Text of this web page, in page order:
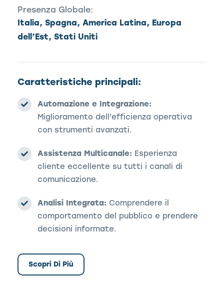
Presenza Globale:
Italia, Spagna, America Latina, Europa
dell’Est, Stati Uniti
Caratteristiche principali:
Automazione e Integrazione:
Miglioramento dell'efficienza operativa
con strumenti avanzati.
Assistenza Multicanale: Esperienza
cliente eccellente su tutti i canali di
comunicazione.
Analisi Integrata: Comprendere il
comportamento del pubblico e prendere
decisioni informate.
Scopri Di Più